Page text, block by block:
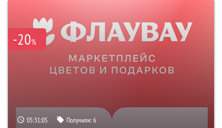
-20%
05:31:04 Получили:6